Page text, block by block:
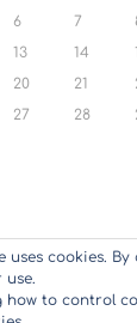
6 7
13 14
20 21
27 28
uses cookies.
use.
to control